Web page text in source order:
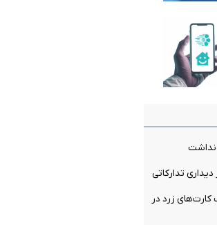
نداشت
تدارکاتی
کارت‌های زرد در